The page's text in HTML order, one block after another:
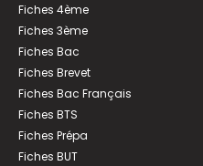
Fiches 4ème
Fiches 3ème
Fiches Bac
Fiches Brevet
Fiches Bac Français
Fiches BTS
Fiches Prépa
Fiches BUT